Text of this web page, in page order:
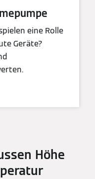
eine Rolle
Geräte?
Höhe